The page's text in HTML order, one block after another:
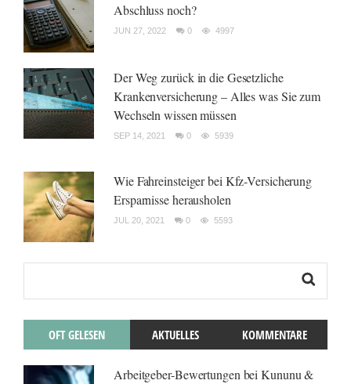
Abschluss noch?
JUN 27, 2022 0 4997
Der Weg zurück in die Gesetzliche
Krankenversicherung – Alles was Sie zum
Wechseln wissen müssen
SEP 14, 2021 0 5939
Wie Fahreinsteiger bei Kfz-Versicherung
Ersparnisse herausholen
JUL 20, 2021 0 5593
OFT GELESEN AKTUELLES KOMMENTARE
Arbeitgeber-Bewertungen bei Kununu &